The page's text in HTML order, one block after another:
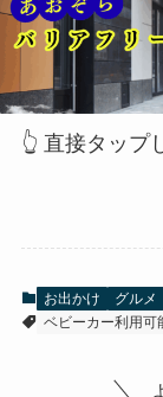
👆 直接タップ
お出かけ グルメ
ベビーカー利用可